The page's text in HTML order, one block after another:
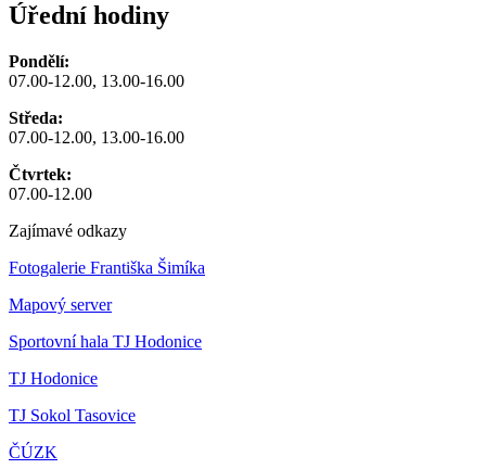
Úřední hodiny
Pondělí:
07.00-12.00, 13.00-16.00
Středa:
07.00-12.00, 13.00-16.00
Čtvrtek:
07.00-12.00
Zajímavé odkazy
Fotogalerie Františka Šimíka
Mapový server
Sportovní hala TJ Hodonice
TJ Hodonice
TJ Sokol Tasovice
ČÚZK